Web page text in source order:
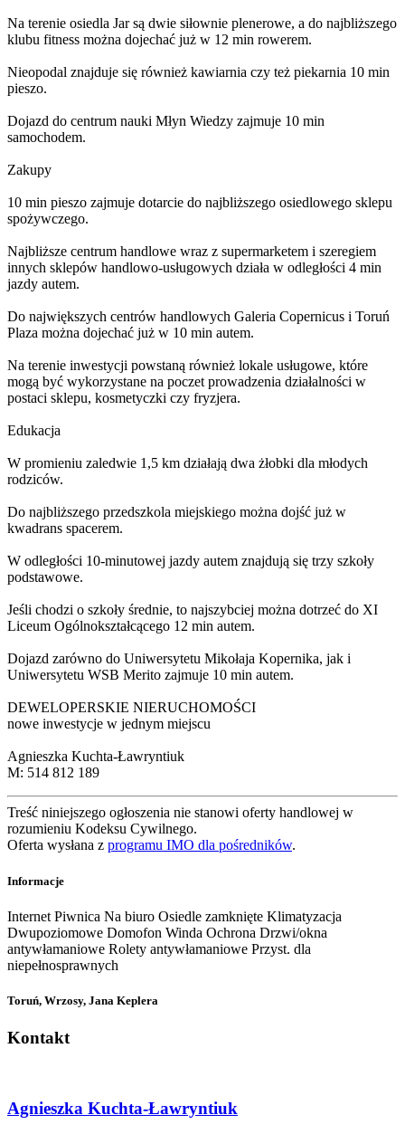
Na terenie osiedla Jar są dwie siłownie plenerowe, a do najbliższego
klubu fitness można dojechać już w 12 min rowerem.
Nieopodal znajduje się również kawiarnia czy też piekarnia 10 min
pieszo.
Dojazd do centrum nauki Młyn Wiedzy zajmuje 10 min
samochodem.
Zakupy
10 min pieszo zajmuje dotarcie do najbliższego osiedlowego sklepu
spożywczego.
Najbliższe centrum handlowe wraz z supermarketem i szeregiem
innych sklepów handlowo-usługowych działa w odległości 4 min
jazdy autem.
Do największych centrów handlowych Galeria Copernicus i Toruń
Plaza można dojechać już w 10 min autem.
Na terenie inwestycji powstaną również lokale usługowe, które
mogą być wykorzystane na poczet prowadzenia działalności w
postaci sklepu, kosmetyczki czy fryzjera.
Edukacja
W promieniu zaledwie 1,5 km działają dwa żłobki dla młodych
rodziców.
Do najbliższego przedszkola miejskiego można dojść już w
kwadrans spacerem.
W odległości 10-minutowej jazdy autem znajdują się trzy szkoły
podstawowe.
Jeśli chodzi o szkoły średnie, to najszybciej można dotrzeć do XI
Liceum Ogólnokształcącego 12 min autem.
Dojazd zarówno do Uniwersytetu Mikołaja Kopernika, jak i
Uniwersytetu WSB Merito zajmuje 10 min autem.
DEWELOPERSKIE NIERUCHOMOŚCI
nowe inwestycje w jednym miejscu
Agnieszka Kuchta-Ławryntiuk
M: 514 812 189
Treść niniejszego ogłoszenia nie stanowi oferty handlowej w
rozumieniu Kodeksu Cywilnego.
Oferta wysłana z programu IMO dla pośredników.
Informacje
Internet Piwnica Na biuro Osiedle zamknięte Klimatyzacja
Dwupoziomowe Domofon Winda Ochrona Drzwi/okna
antywłamaniowe Rolety antywłamaniowe Przyst. dla
niepełnosprawnych
Toruń, Wrzosy, Jana Keplera
Kontakt
Agnieszka Kuchta-Ławryntiuk